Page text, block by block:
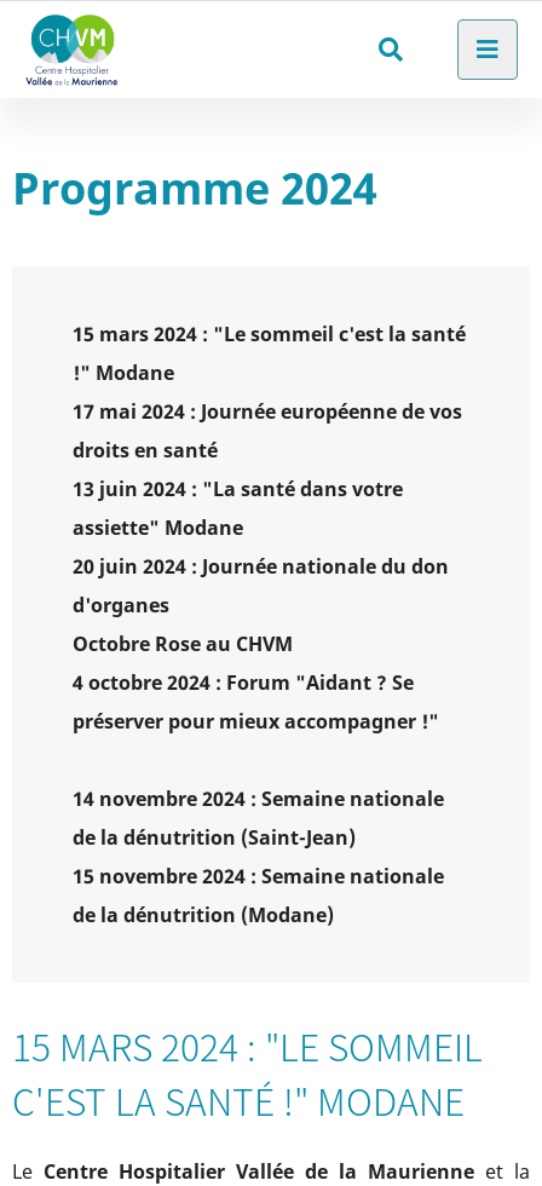
Aller à la recherche
Rechercher
Programme 2024
15 mars 2024 : "Le sommeil c'est la santé
!" Modane
17 mai 2024 : Journée européenne de vos
droits en santé
13 juin 2024 : "La santé dans votre
assiette" Modane
20 juin 2024 : Journée nationale du don
d'organes
Octobre Rose au CHVM
4 octobre 2024 : Forum "Aidant ? Se
préserver pour mieux accompagner !"
14 novembre 2024 : Semaine nationale
de la dénutrition (Saint-Jean)
15 novembre 2024 : Semaine nationale
de la dénutrition (Modane)
15 MARS 2024 : "LE SOMMEIL
C'EST LA SANTÉ !" MODANE
Le Centre Hospitalier Vallée de la Maurienne et la